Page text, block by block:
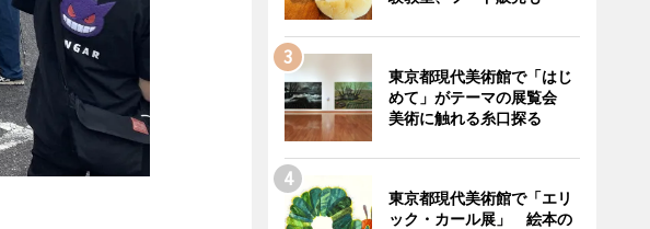
東京都現代美術館で「はじ
めて」がテーマの展覧会
美術に触れる糸口探る
東京都現代美術館で「エリ
ック・カール展」 絵本の